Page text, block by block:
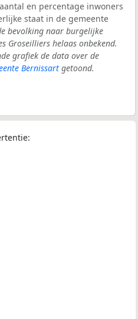
en percentage inwoners
staat in de gemeente
bevolking naar burgelijke
Groseilliers helaas onbekend.
grafiek de data over de
Bernissart getoond.